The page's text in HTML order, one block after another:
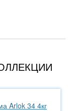
Arlok 34 4кг